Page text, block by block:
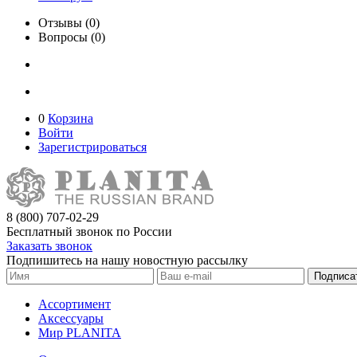
Отзывы (0)
Вопросы (0)
0 Корзина
Войти
Зарегистрироваться
8 (800) 707-02-29
Бесплатный звонок по России
Заказать звонок
Подпишитесь на нашу новостную рассылку
Ассортимент
Аксессуары
Мир PLANITA